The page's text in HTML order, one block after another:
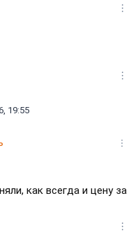
19:55
как всегда и цену за